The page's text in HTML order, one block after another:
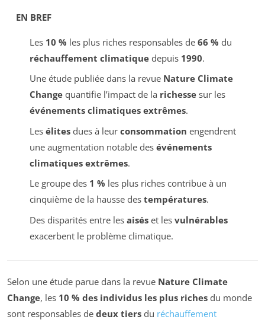
EN BREF
Les 10 % les plus riches responsables de 66 % du
réchauffement climatiquedepuis 1990.
Une étude publiée dans la revue Nature Climate
Changequantifie l’impact de la richessesur les
événements climatiques extrêmes.
Les élitesdues à leur consommation engendrent
une augmentation notable des événements
climatiques extrêmes.
Le groupe des 1 % les plus riches contribue à un
cinquième de la hausse des températures.
Des disparités entre les aiséset les vulnérables
exacerbent le problème climatique.
Selon une étude parue dans la revue Nature Climate
Change, les 10 % des individus les plus riches du monde
sont responsables de deux tiers du réchauffement